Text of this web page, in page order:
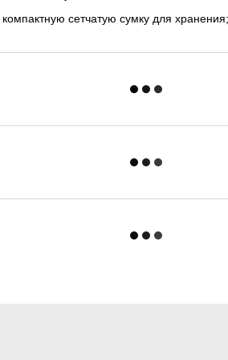
сетчатую сумку для хранения;